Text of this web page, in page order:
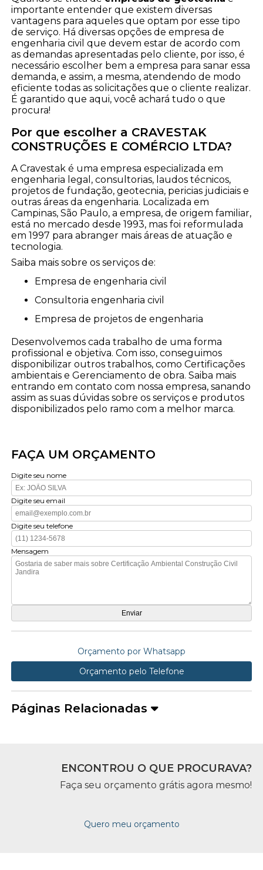
importante entender que existem diversas
vantagens para aqueles que optam por esse tipo
de serviço. Há diversas opções de empresa de
engenharia civil que devem estar de acordo com
as demandas apresentadas pelo cliente, por isso, é
necessário escolher bem a empresa para sanar essa
demanda, e assim, a mesma, atendendo de modo
eficiente todas as solicitações que o cliente realizar.
É garantido que aqui, você achará tudo o que
procura!
Por que escolher a CRAVESTAK
CONSTRUÇÕES E COMÉRCIO LTDA?
A Cravestak é uma empresa especializada em
engenharia legal, consultorias, laudos técnicos,
projetos de fundação, geotecnia, pericias judiciais e
outras áreas da engenharia. Localizada em
Campinas, São Paulo, a empresa, de origem familiar,
está no mercado desde 1993, mas foi reformulada
em 1997 para abranger mais áreas de atuação e
tecnologia.
Saiba mais sobre os serviços de:
empresa de engenharia civil
consultoria engenharia civil
empresa de projetos de engenharia
Desenvolvemos cada trabalho de uma forma
profissional e objetiva. Com isso, conseguimos
disponibilizar outros trabalhos, como Certificações
ambientais e Gerenciamento de obra. Saiba mais
entrando em contato com nossa empresa, sanando
assim as suas dúvidas sobre os serviços e produtos
disponibilizados pelo ramo com a melhor marca.
FAÇA UM ORÇAMENTO
Digite seu nome
Digite seu email
Digite seu telefone
Mensagem
Orçamento por Whatsapp
Orçamento pelo Telefone
Páginas Relacionadas
ENCONTROU O QUE PROCURAVA?
Faça seu orçamento grátis agora mesmo!
Quero meu orçamento